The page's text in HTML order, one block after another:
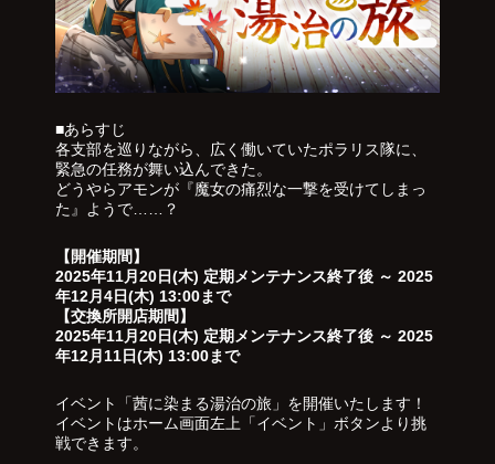
■あらすじ
各支部を巡りながら、広く働いていたポラリス隊に、
緊急の任務が舞い込んできた。
どうやらアモンが『魔女の痛烈な一撃を受けてしまっ
た』ようで……？
【開催期間】
2025年11月20日(木) 定期メンテナンス終了後 ～ 2025
年12月4日(木) 13:00まで
【交換所開店期間】
2025年11月20日(木) 定期メンテナンス終了後 ～ 2025
年12月11日(木) 13:00まで
イベント「茜に染まる湯治の旅」を開催いたします！
イベントはホーム画面左上「イベント」ボタンより挑
戦できます。